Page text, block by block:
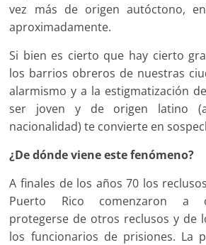
vez más de origen autóctono,
aproximadamente.
Si bien es cierto que hay cierto
los barrios obreros de nuestras
alarmismo y a la estigmatización
ser joven y de origen latino
nacionalidad) te convierte en
¿De dónde viene este fenómeno?
A finales de los años 70 los
Puerto Rico comenzaron a
protegerse de otros reclusos y de
los funcionarios de prisiones. La